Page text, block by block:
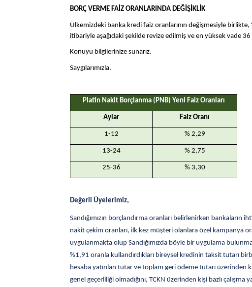
BORÇ VERME FAİZ ORANLARINDA DEĞİŞİKLİK
Ülkemizdeki banka kredi faiz oranlarının değişmesiyle
itibariyle aşağıdaki şekilde revize edilmiş ve en yüksek vade
Konuyu bilgilerinize sunarız.
Saygılarımızla.
Platin Nakit Borçlanma (PNB) Yeni Faiz Oranları
Aylar Faiz Oranı
1-12 % 2,29
13-24 % 2,75
25-36 % 3,30
Değerli Üyelerimiz,
Sandığımızın borçlandırma oranları belirlenirken bankaların
nakit çekim oranları, ilk kez müşteri olanlara özel kampanya
uygulanmakta olup Sandığımızda böyle bir uygulama
%1,91 oranla kullandırdıkları bireysel kredinin taksit tutarı
hesaba yatırılan tutar ve toplam geri ödeme tutarı üzerinden
genel geçerliliği olmadığını, TCKN üzerinden kişi bazlı